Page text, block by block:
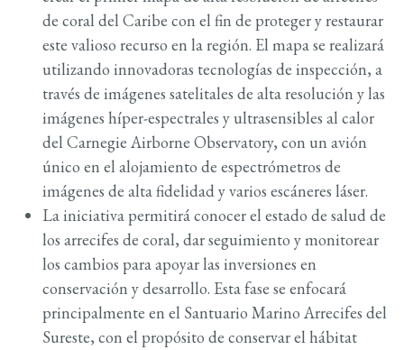
de coral del Caribe con el fin de proteger y restaurar
este valioso recurso en la región. El mapa se realizará
utilizando innovadoras tecnologías de inspección, a
través de imágenes satelitales de alta resolución y las
imágenes híper-espectrales y ultrasensibles al calor
del Carnegie Airborne Observatory, con un avión
único en el alojamiento de espectrómetros de
imágenes de alta fidelidad y varios escáneres láser.
La iniciativa permitirá conocer el estado de salud de
los arrecifes de coral, dar seguimiento y monitorear
los cambios para apoyar las inversiones en
conservación y desarrollo. Esta fase se enfocará
principalmente en el Santuario Marino Arrecifes del
Sureste, con el propósito de conservar el hábitat